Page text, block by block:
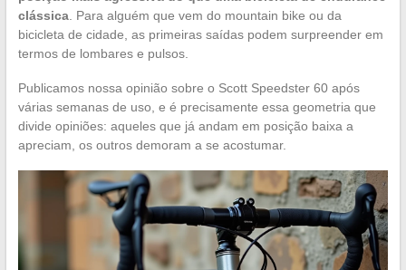
clássica. Para alguém que vem do mountain bike ou da
bicicleta de cidade, as primeiras saídas podem surpreender em
termos de lombares e pulsos.
Publicamos nossa opinião sobre o Scott Speedster 60 após
várias semanas de uso, e é precisamente essa geometria que
divide opiniões: aqueles que já andam em posição baixa a
apreciam, os outros demoram a se acostumar.